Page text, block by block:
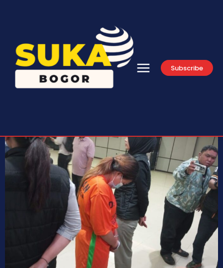
Subscribe